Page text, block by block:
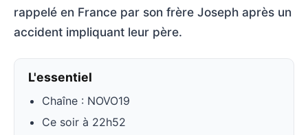
rappelé en France par son frère Joseph après un
accident impliquant leur père.
L'essentiel
Chaîne : NOVO19
Ce soir à 22h52